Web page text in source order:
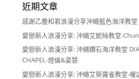
近期文章
感謝乙塵和君浪漫分享沖繩藍色海洋教堂
愛戀新人浪漫分享: 沖繩艾妮絲教堂-
愛戀新人浪漫分享: 沖繩鑽石海洋教堂
CHAPEL-煜倫&姿慧
愛戀新人浪漫分享: 沖繩艾葵露雀教堂-權